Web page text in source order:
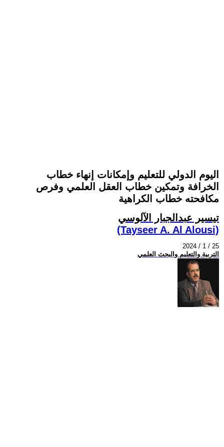
اليوم الدولي للتعليم وإمكانات إنهاء خطاب
الخرافة وتمكين خطاب العقل العلمي وفرص
مكافحته خطاب الكراهية
تيسير عبدالجبار الآلوسي
(Tayseer A. Al Alousi)
2024 / 1 / 25
التربية والتعليم والبحث العلمي